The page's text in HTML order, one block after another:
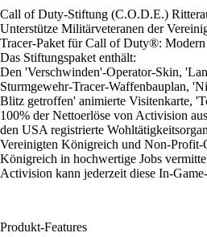
Call of Duty-Stiftung (C.O.D.E.)
Unterstütze Militärveteranen der
Tracer-Paket für Call of Duty®:
Das Stiftungspaket enthält:
Den 'Verschwinden'-Operator-Skin,
Sturmgewehr-Tracer-Waffenbauplan,
Blitz getroffen' animierte Visitenkarte,
100% der Nettoerlöse von Activision
den USA registrierte
Vereinigten Königreich und Non-Profit-
Königreich in hochwertige Jobs
Activision kann jederzeit diese In-
Produkt-Features